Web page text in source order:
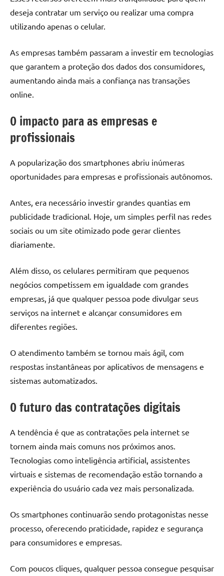
deseja contratar um serviço ou realizar uma compra
utilizando apenas o celular.
As empresas também passaram a investir em tecnologias
que garantem a proteção dos dados dos consumidores,
aumentando ainda mais a confiança nas transações
online.
O impacto para as empresas e
profissionais
A popularização dos smartphones abriu inúmeras
oportunidades para empresas e profissionais autônomos.
Antes, era necessário investir grandes quantias em
publicidade tradicional. Hoje, um simples perfil nas redes
sociais ou um site otimizado pode gerar clientes
diariamente.
Além disso, os celulares permitiram que pequenos
negócios competissem em igualdade com grandes
empresas, já que qualquer pessoa pode divulgar seus
serviços na internet e alcançar consumidores em
diferentes regiões.
O atendimento também se tornou mais ágil, com
respostas instantâneas por aplicativos de mensagens e
sistemas automatizados.
O futuro das contratações digitais
A tendência é que as contratações pela internet se
tornem ainda mais comuns nos próximos anos.
Tecnologias como inteligência artificial, assistentes
virtuais e sistemas de recomendação estão tornando a
experiência do usuário cada vez mais personalizada.
Os smartphones continuarão sendo protagonistas nesse
processo, oferecendo praticidade, rapidez e segurança
para consumidores e empresas.
Com poucos cliques, qualquer pessoa consegue pesquisar